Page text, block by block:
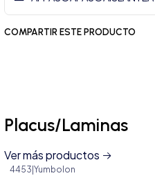
COMPARTIR ESTE PRODUCTO
Placus/Laminas
Ver más productos
4453 Yumbolon